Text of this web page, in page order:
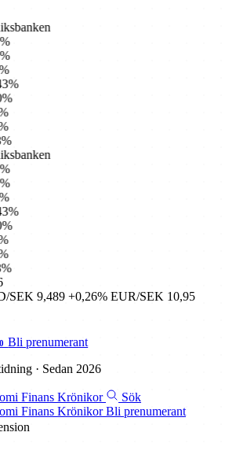
SEK 9,489 +0,26% EUR/SEK 10,95
Bli prenumerant
· Sedan 2026
Finans Krönikor
Sök
Finans KrönikorBli prenumerant